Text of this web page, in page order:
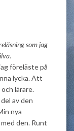
som jag
föreläste på
lycka. Att
lärare.
av den
nya
den. Runt